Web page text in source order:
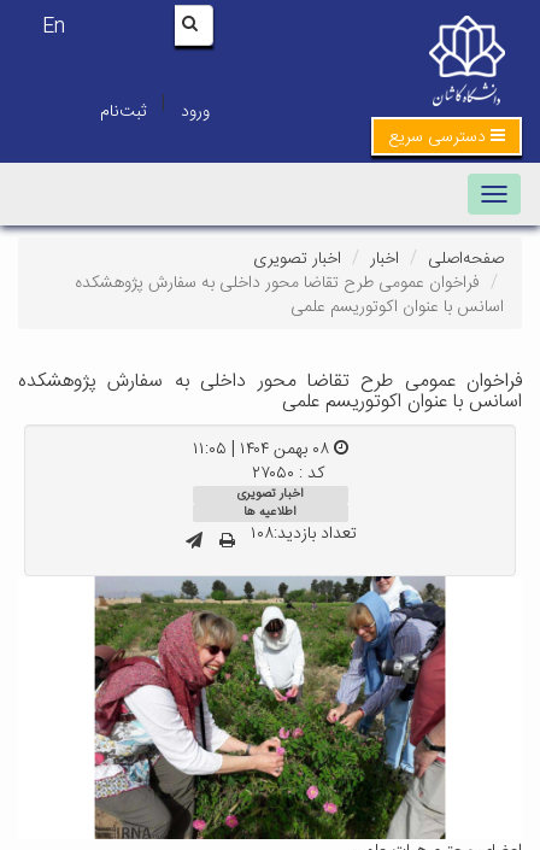
En
ورود | ثبت‌نام
دسترسی سریع
Toggle navigation
صفحه‌اصلی اخبار
اخبار تصویری
فراخوان عمومی طرح تقاضا محور داخلی به سفارش پژوهشکده
اسانس با عنوان اکوتوریسم علمی
فراخوان عمومی طرح تقاضا محور داخلی به سفارش پژوهشکده
اسانس با عنوان اکوتوریسم علمی
۰۸ بهمن ۱۴۰۴ | ۱۱:۰۵
کد : ۲۷۰۵۰
اخبار تصویری
اطلاعیه ها
تعداد بازدید:۱۰۸